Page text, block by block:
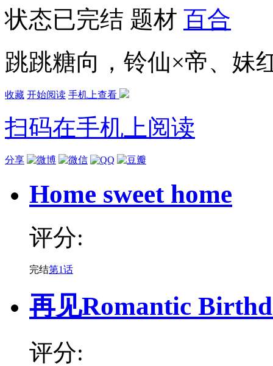
状态已完结 题材 百合
跳跳糖向，铃仙×帝、妹
收藏 开始阅读 手机上查看
扫码在手机上阅读
分享
Home sweet home
评分:
完结第1话
再见Romantic
评分: